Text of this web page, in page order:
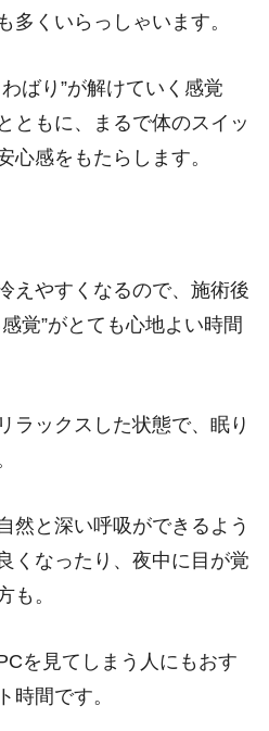
多くいらっしゃいます。
ばり”が解けていく感覚
ともに、まるで体のスイッ
心感をもたらします。
えやすくなるので、施術後
覚”がとても心地よい時間
ラックスした状態で、眠り
然と深い呼吸ができるよう
くなったり、夜中に目が覚
も。
を見てしまう人にもおす
時間です。